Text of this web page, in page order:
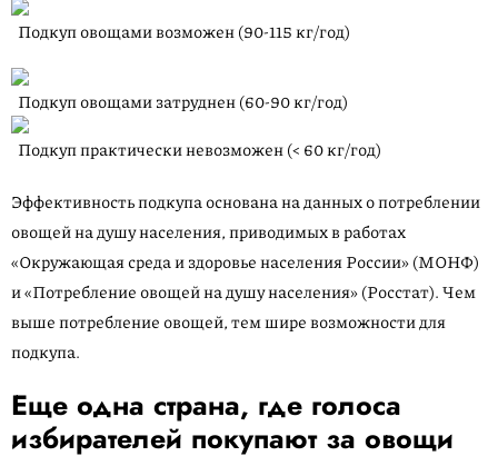
Подкуп овощами возможен(90-115 кг/год)
Подкуп овощами затруднен(60-90 кг/год)
Подкуп практически невозможен (< 60 кг/год)
Эффективность подкупа основана на данных о потреблении
овощей на душу населения, приводимых в работах
«Окружающая среда и здоровье населения России» (МОНФ)
и «Потребление овощей на душу населения» (Росстат). Чем
выше потребление овощей, тем шире возможности для
подкупа.
Еще одна страна, где голоса
избирателей покупают за овощи